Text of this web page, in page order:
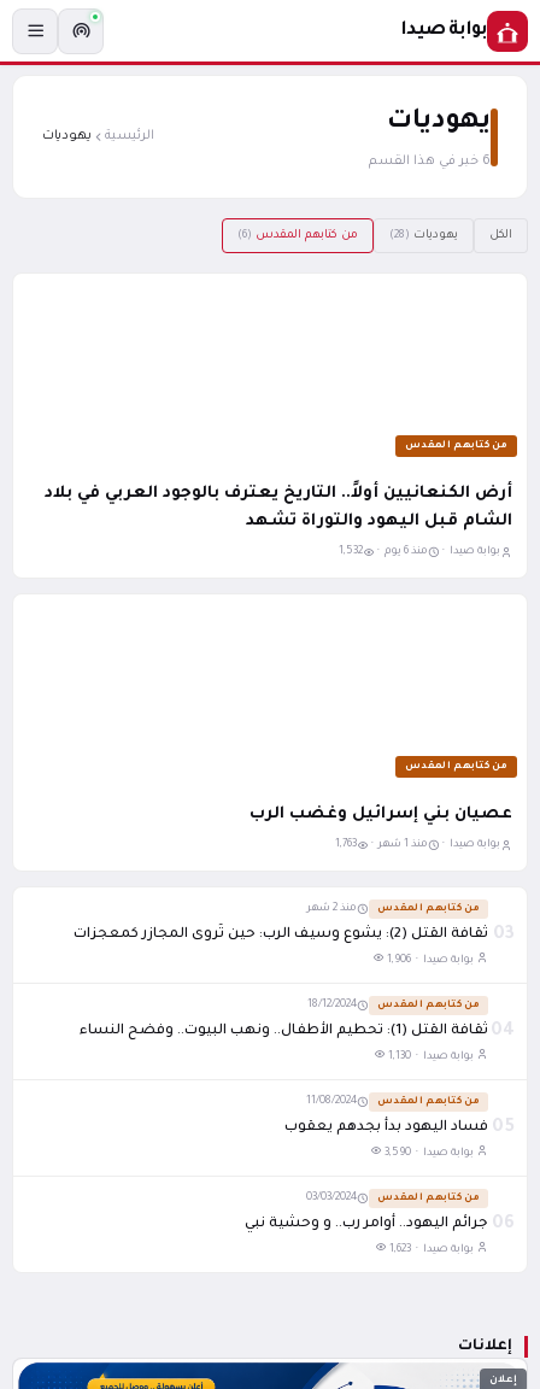
بوابة صيدا
يهوديات
6 خبر في هذا القسم
الرئيسية يهوديات
الكل يهوديات (28) من كتابهم المقدس (6)
من كتابهم المقدس
أرض الكنعانيين أولاً.. التاريخ يعترف بالوجود العربي في بلاد
الشام قبل اليهود والتوراة تشهد
بوابة صيدا · منذ 6 يوم · 1,532
من كتابهم المقدس
عصيان بني إسرائيل وغضب الرب
بوابة صيدا · منذ 1 شهر · 1,763
03
من كتابهم المقدس منذ 2 شهر
ثقافة القتل (2): يشوع وسيف الرب: حين تُروى المجازر كمعجزات
بوابة صيدا · 1,906
04
من كتابهم المقدس 18/12/2024
ثقافة القتل (1): تحطيم الأطفال.. ونهب البيوت.. وفضح النساء
بوابة صيدا · 1,130
05
من كتابهم المقدس 11/08/2024
فساد اليهود بدأ بجدهم يعقوب
بوابة صيدا · 3,590
06
من كتابهم المقدس 03/03/2024
جرائم اليهود.. أوامر رب.. و وحشية نبي
بوابة صيدا · 1,623
إعلانات
إعلان